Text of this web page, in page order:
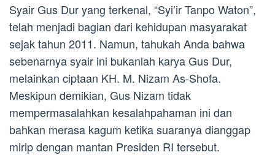
Syair Gus Dur yang terkenal, “Syi’ir Tanpo Waton”,
telah menjadi bagian dari kehidupan masyarakat
sejak tahun 2011. Namun, tahukah Anda bahwa
sebenarnya syair ini bukanlah karya Gus Dur,
melainkan ciptaan KH. M. Nizam As-Shofa.
Meskipun demikian, Gus Nizam tidak
mempermasalahkan kesalahpahaman ini dan
bahkan merasa kagum ketika suaranya dianggap
mirip dengan mantan Presiden RI tersebut.